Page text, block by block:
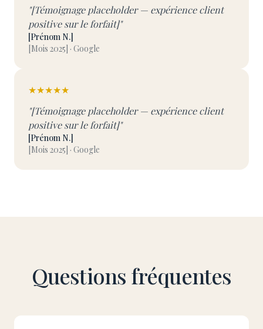
"[Témoignage placeholder — expérience client
positive sur le forfait]"
[Prénom N.]
[Mois 2025] · Google
★★★★★
"[Témoignage placeholder — expérience client
positive sur le forfait]"
[Prénom N.]
[Mois 2025] · Google
Questions fréquentes